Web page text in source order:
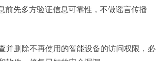
前先多方验证信息可靠性，不做谣言传播
并删除不再使用的智能设备的访问权限，必